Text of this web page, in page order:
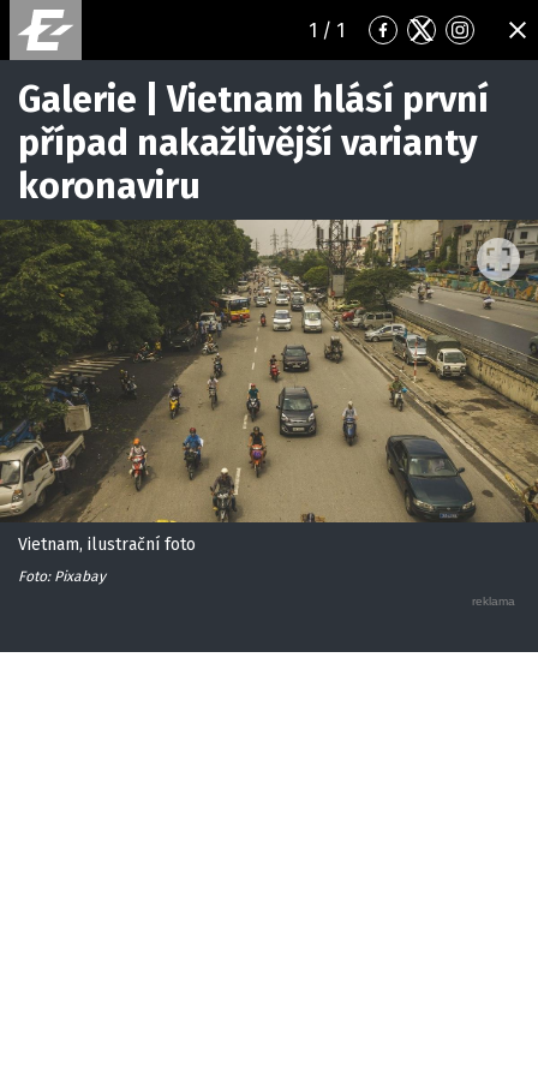
1 / 1
Přejít
na
Facebook
Přejít
na
Twitter
Přejít
na
Galerie | Vietnam hlásí první
případ nakažlivější varianty
koronaviru
Vietnam, ilustrační foto
Foto: Pixabay